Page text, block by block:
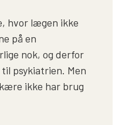
hvor lægen ikke
på en
nok, og derfor
psykiatrien. Men
ikke har brug